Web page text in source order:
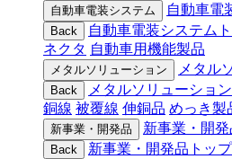
自動車電装システム 自動車電
Back 自動車電装システム
ネクタ 自動車用機能製品
メタルソリューション メタル
Back メタルソリューショ
銅線 被覆線 伸銅品 めっき製
新事業・開発品 新事業・開発
Back 新事業・開発品トップ